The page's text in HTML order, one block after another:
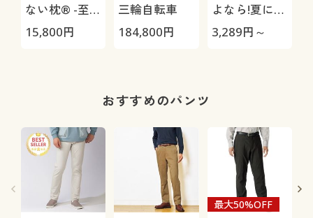
ない枕® -至
極-
15,800円
三輪自転車
184,800円
よなら!夏に心
地いい爽やか
3,289円～
おすすめのパンツ
最大50%OFF